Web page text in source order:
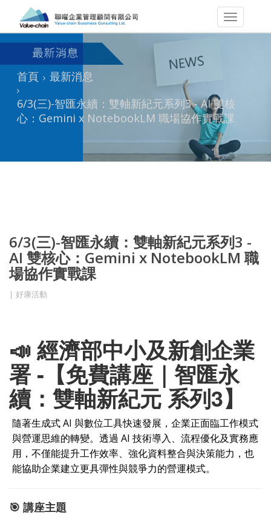
首頁
最新消息
6/3(三)-智匯永續：雙軸新紀元系列3 - AI 雙核
心：Gemini x NotebookLM 職場協作實戰課
6/3(三)-智匯永續：雙軸新紀元系列3 -
AI 雙核心：Gemini x NotebookLM 職
場協作實戰課
好康活動
📣 經濟部中小及新創企業
署 -【免費講座｜智匯永
續：雙軸新紀元 系列3】
隨著生成式 AI 與數位工具快速發展，企業正面臨工作模式
與營運思維的轉變。透過 AI 技術導入、流程優化及實務應
用，不僅能提升工作效率、強化資料整合與決策能力，也
能協助企業建立更具彈性與競爭力的營運模式。
🎯 講座主題